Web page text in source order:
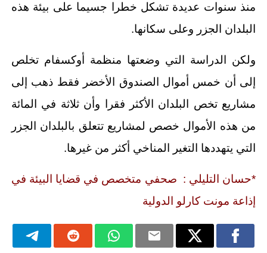
منذ سنوات عديدة تشكل خطرا جسيما على بيئة هذه
البلدان الجزر وعلى سكانها.
ولكن الدراسة التي وضعتها منظمة أوكسفام تخلص
إلى أن خمس أموال الصندوق الأخضر فقط ذهب إلى
مشاريع تخص البلدان الأكثر فقرا وأن ثلاثة في المائة
من هذه الأموال خصص لمشاريع تتعلق بالبلدان الجزر
التي يتهددها التغير المناخي أكثر من غيرها.
*حسان التليلي : صحفي متخصص في قضايا البيئة في
إذاعة مونت كارلو الدولية